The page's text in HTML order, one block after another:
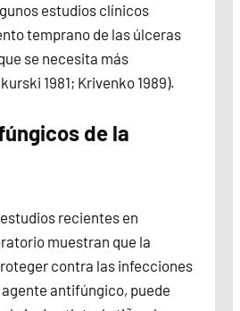
estudios clínicos
temprano de las úlceras
se necesita más
1981; Krivenko 1989).
de la
recientes en
muestran que la
contra las infecciones
antifúngico, puede